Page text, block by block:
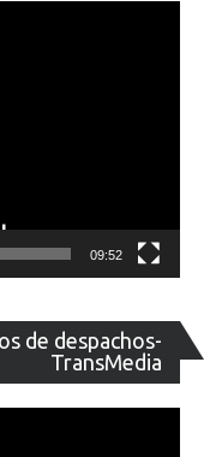
09:52
de despachos-
TransMedia
de